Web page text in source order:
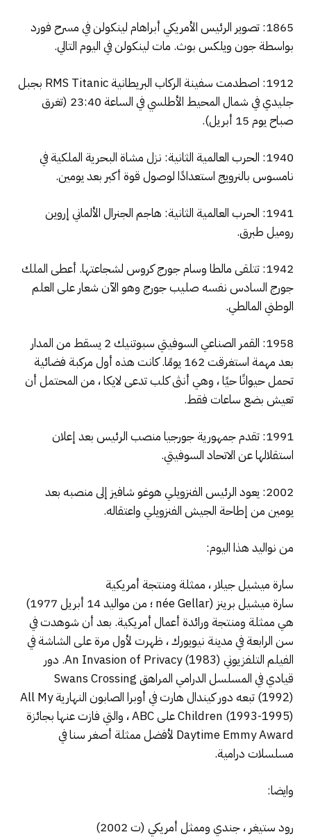
1865: تصوير الرئيس الأمريكي أبراهام لينكولن في مسرح فورد
بواسطة جون ويلكس بوث. مات لينكولن في اليوم التالي.
1912: اصطدمت سفينة الركاب البريطانية RMS Titanic بجبل
جليدي في شمال المحيط الأطلسي في الساعة 23:40 (تغرق
صباح يوم 15 أبريل).
1940: الحرب العالمية الثانية: نزل مشاة البحرية الملكية في
نامسوس بالنرويج استعدادًا لوصول قوة أكبر بعد يومين.
1941: الحرب العالمية الثانية: هاجم الجنرال الألماني إروين
روميل طبرق.
1942: تتلقى مالطا وسام جورج كروس لشجاعتها. أعطى الملك
جورج السادس نفسه صليب جورج وهو الآن شعار على العلم
الوطني المالطي.
1958: القمر الصناعي السوفيتي سبوتنيك 2 يسقط من المدار
بعد مهمة استغرقت 162 يومًا. كانت هذه أول مركبة فضائية
تحمل حيوانًا حيًا ، وهي أنثى كلب تدعى لايكا ، من المحتمل أن
تعيش بضع ساعات فقط.
1991: تقدم جمهورية جورجيا منصب الرئيس بعد إعلان
استقلالها عن الاتحاد السوفيتي.
2002: يعود الرئيس الفنزويلي هوغو شافيز إلى منصبه بعد
يومين من إطاحة الجيش الفنزويلي واعتقاله.
من نواليد هذا اليوم:
سارة ميشيل جيلار ، ممثلة ومنتجة أمريكية
سارة ميشيل برينز (née Gellar ؛ من مواليد 14 أبريل 1977)
هي ممثلة ومنتجة ورائدة أعمال أمريكية. بعد أن شوهدت في
سن الرابعة في مدينة نيويورك ، ظهرت لأول مرة على الشاشة في
الفيلم التلفزيوني An Invasion of Privacy (1983). دور
قيادي في المسلسل الدرامي المراهق Swans Crossing
(1992) تبعه دور كيندال هارت في أوبرا الصابون النهارية All My
Children (1993-1995) على ABC ، ​​والتي فازت عنها بجائزة
Daytime Emmy Award لأفضل ممثلة أصغر سنا في
مسلسلات درامية.
وايضا:
رود ستيغر ، جندي وممثل أمريكي (ت 2002)